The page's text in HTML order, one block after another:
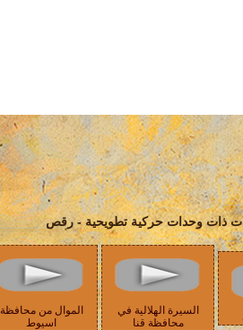
ذات وحدات حركية تطويحية - رقص
السيرة الهلالية في
محافظة قنا
الموال من محافظة
اسيوط